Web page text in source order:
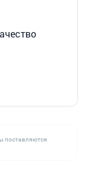
поставляются